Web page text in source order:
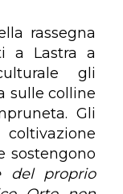
rassegna
a Lastra a
gli
sulle colline
Gli
sostengono
del proprio